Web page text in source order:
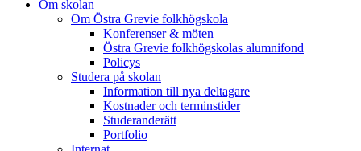
Om skolan
Om Östra Grevie folkhögskola
Konferenser & möten
Östra Grevie folkhögskolas alumnifond
Policys
Studera på skolan
Information till nya deltagare
Kostnader och terminstider
Studeranderätt
Portfolio